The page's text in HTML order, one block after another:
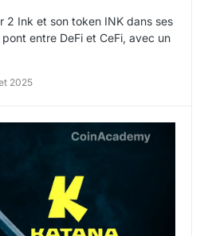
2 Ink et son token INK dans ses
entre DeFi et CeFi, avec un
2025
son mainnet : la nouvelle